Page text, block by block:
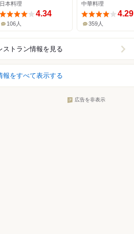
日本料理
4.34
106人
中華料理
4.29
359人
ストラン情報を見る
報をすべて表示する
広告を非表示